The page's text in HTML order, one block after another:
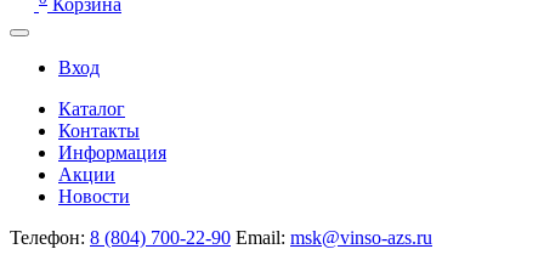
Корзина
Вход
Каталог
Контакты
Информация
Акции
Новости
Телефон: 8 (804) 700-22-90 Email: msk@vinso-azs.ru